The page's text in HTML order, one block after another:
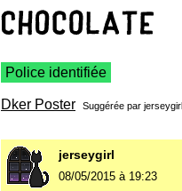
Police identifiée
Dker Poster Suggérée par jerseygirl
jerseygirl
08/05/2015 à 19:23